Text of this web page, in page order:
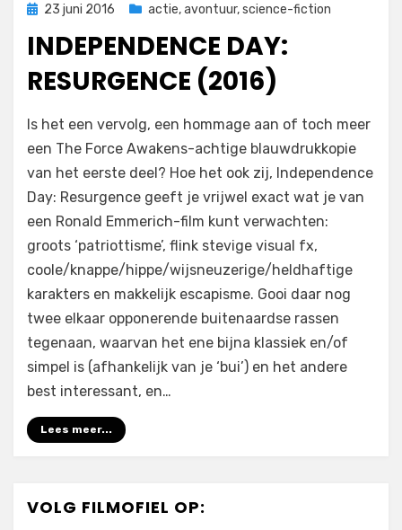
Geplaatst
23 juni 2016 actie,avontuur,science-fiction
INDEPENDENCE DAY:
RESURGENCE (2016)
door
Laat een reactie achter op
Independence
Day:
Resurgence
(2016)
Is het een vervolg, een hommage aan of toch meer
een The Force Awakens-achtige blauwdrukkopie
van het eerste deel? Hoe het ook zij, Independence
Day: Resurgence geeft je vrijwel exact wat je van
een Ronald Emmerich-film kunt verwachten:
groots ‘patriottisme’, flink stevige visual fx,
coole/knappe/hippe/wijsneuzerige/heldhaftige
karakters en makkelijk escapisme. Gooi daar nog
twee elkaar opponerende buitenaardse rassen
tegenaan, waarvan het ene bijna klassiek en/of
simpel is (afhankelijk van je ‘bui’) en het andere
best interessant, en…
Lees meer...
VOLG FILMOFIEL OP: